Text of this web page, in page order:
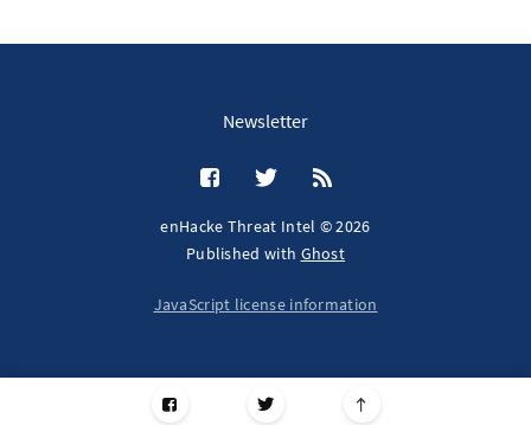
Newsletter
enHacke Threat Intel © 2026
Published with Ghost
JavaScript license information